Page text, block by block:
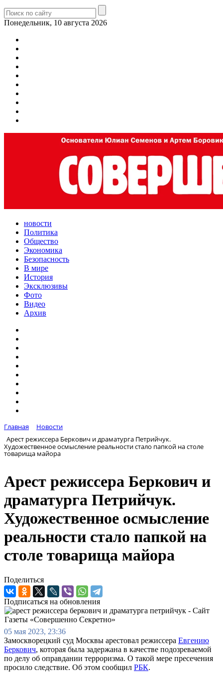
Понедельник, 10 августа 2026
новости
Политика
Общество
Экономика
Безопасность
В мире
История
Эксклюзивы
Фото
Видео
Архив
Главная
Новости
Арест режиссера Беркович и драматурга Петрийчук.
Художественное осмысление реальности стало папкой на столе
товарища майора
Арест режиссера Беркович и
драматурга Петрийчук.
Художественное осмысление
реальности стало папкой на
столе товарища майора
Поделиться
Подписаться на обновления
05 мая 2023, 23:36
Замоскворецкий суд Москвы арестовал режиссера Евгению
Беркович, которая была задержана в качестве подозреваемой
по делу об оправдании терроризма. О такой мере пресечения
просило следствие. Об этом сообщил РБК.